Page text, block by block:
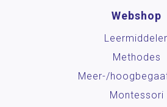
Webshop
Methodes
Meer-/
Montessori